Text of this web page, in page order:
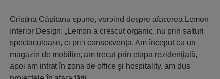
Cristina Căpitanu spune, vorbind despre afacerea Lemon
Interior Design: „Lemon a crescut organic, nu prin salturi
spectaculoase, ci prin consecvenţă. Am început cu un
magazin de mobilier, am trecut prin etapa rezidenţială,
apoi am intrat în zona de office şi hospitality, am dus